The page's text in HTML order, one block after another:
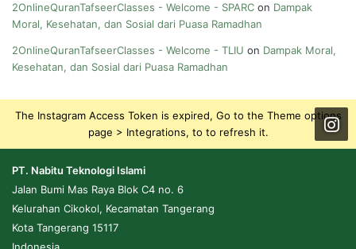
2OnlineQuranTafseerClasses - Welcome - SPARC on Dampak
Moral, Kesehatan, dan Sosial dari Puasa Ramadhan
2OnlineQuranTafseerClasses - Welcome - TLIU on Dampak Moral,
Kesehatan, dan Sosial dari Puasa Ramadhan
The Instagram Access Token is expired, Go to the Theme options
page > Integrations, to to refresh it.
PT. Nabitu Teknologi Islami
Jalan Bumi Mas Raya Blok C4 no. 6
Kelurahan Cikokol, Kecamatan Tangerang
Kota Tangerang 15117